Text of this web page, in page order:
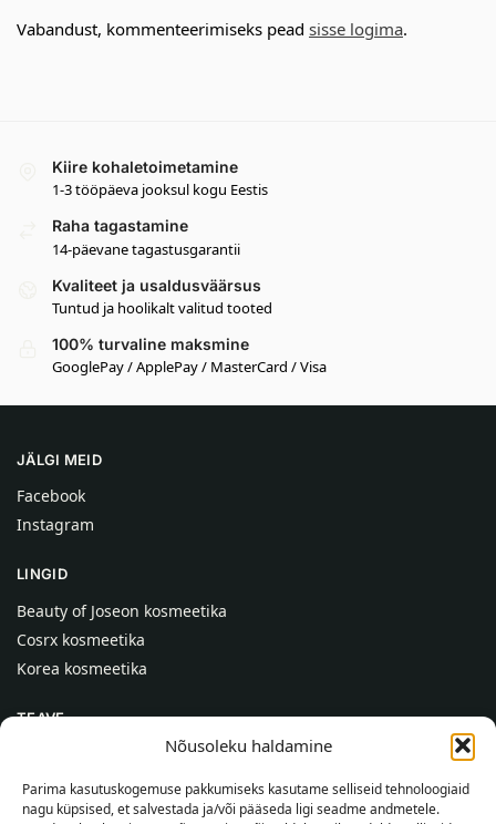
Nõusoleku haldamine
Parima kasutuskogemuse pakkumiseks kasutame selliseid tehnoloogiaid
nagu küpsised, et salvestada ja/või pääseda ligi seadme andmetele.
Vabandust, kommenteerimiseks pead sisse logima.
Kiire kohaletoimetamine
1-3 tööpäeva jooksul kogu Eestis
Raha tagastamine
14-päevane tagastusgarantii
Kvaliteet ja usaldusväärsus
Tuntud ja hoolikalt valitud tooted
100% turvaline maksmine
GooglePay / ApplePay / MasterCard / Visa
JÄLGI MEID
Facebook
Instagram
LINGID
Beauty of Joseon kosmeetika
Cosrx kosmeetika
Korea kosmeetika
TEAVE
Kontaktid
Abi